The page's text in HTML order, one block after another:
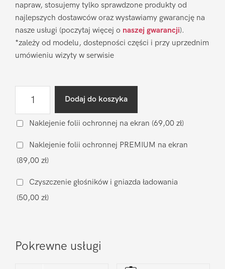
napraw, stosujemy tylko sprawdzone produkty od
najlepszych dostawców oraz wystawiamy gwarancję na
nasze usługi (poczytaj więcej o naszej gwarancji).
*zależy od modelu, dostepności części i przy uprzednim
umówieniu wizyty w serwisie
głośnika
Apple
iPhone
16
Pro
Dodaj do koszyka
Naklejenie folii ochronnej na ekran (69,00 zł)
Naklejenie folii ochronnej PREMIUM na ekran
(89,00 zł)
Czyszczenie głośników i gniazda ładowania
(50,00 zł)
Pokrewne usługi